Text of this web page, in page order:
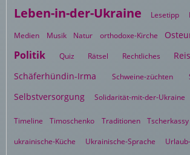
Leben-in-der-Ukraine Lesetipp
Medien Musik Natur orthodoxe-Kirche
Politik Quiz Rätsel Rechtliches
Schäferhündin-Irma Schweine-züchten
Selbstversorgung Solidarität-mit-der-Ukraine
Timeline Timoschenko Traditionen Tscherkassy
ukrainische-Küche Ukrainische-Sprache